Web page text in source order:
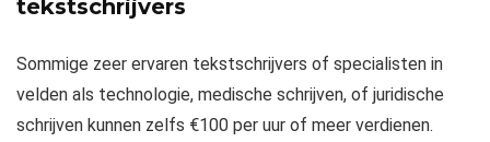
tekstschrijvers
Sommige zeer ervaren tekstschrijvers of specialisten in
velden als technologie, medische schrijven, of juridische
schrijven kunnen zelfs €100 per uur of meer verdienen.